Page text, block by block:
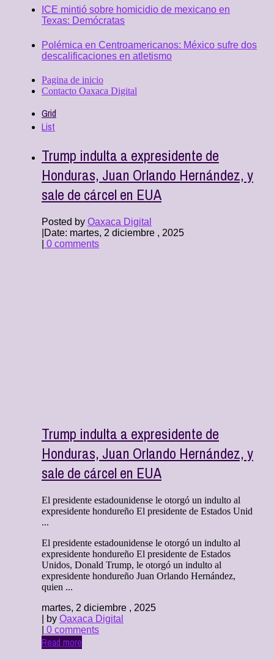
ICE mintió sobre homicidio de mexicano en
Texas: Demócratas
Polémica en Centroamericanos: México sufre dos
descalificaciones en atletismo
Pagina de inicio
Contacto Oaxaca Digital
Grid
List
Trump indulta a expresidente de
Honduras, Juan Orlando Hernández, y
sale de cárcel en EUA
Posted by Oaxaca Digital
Date: martes, 2 diciembre , 2025
0 comments
Trump indulta a expresidente de
Honduras, Juan Orlando Hernández, y
sale de cárcel en EUA
El presidente estadounidense le otorgó un indulto al
expresidente hondureño El presidente de Estados Unid
...
El presidente estadounidense le otorgó un indulto al
expresidente hondureño El presidente de Estados
Unidos, Donald Trump, le otorgó un indulto al
expresidente hondureño Juan Orlando Hernández,
quien ...
martes, 2 diciembre , 2025
| by Oaxaca Digital
0 comments
Read more